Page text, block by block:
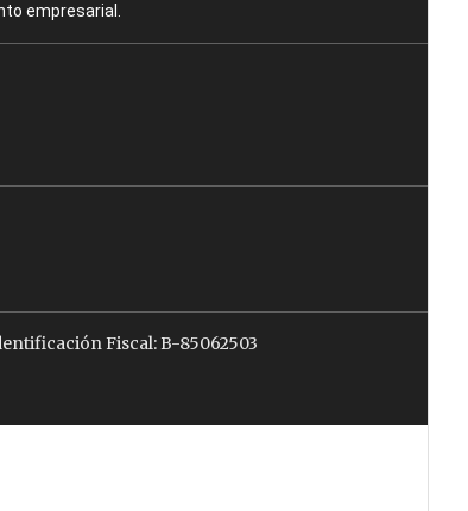
empresarial.
Fiscal: B-85062503